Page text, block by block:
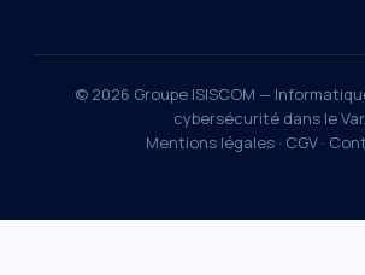
© 2026 Groupe ISISCOM —
cybersécurité dans le Var.
Mentions légales · CGV ·